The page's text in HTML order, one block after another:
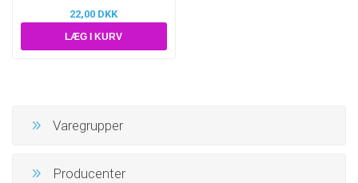
22,00 DKK
Varegrupper
Producenter